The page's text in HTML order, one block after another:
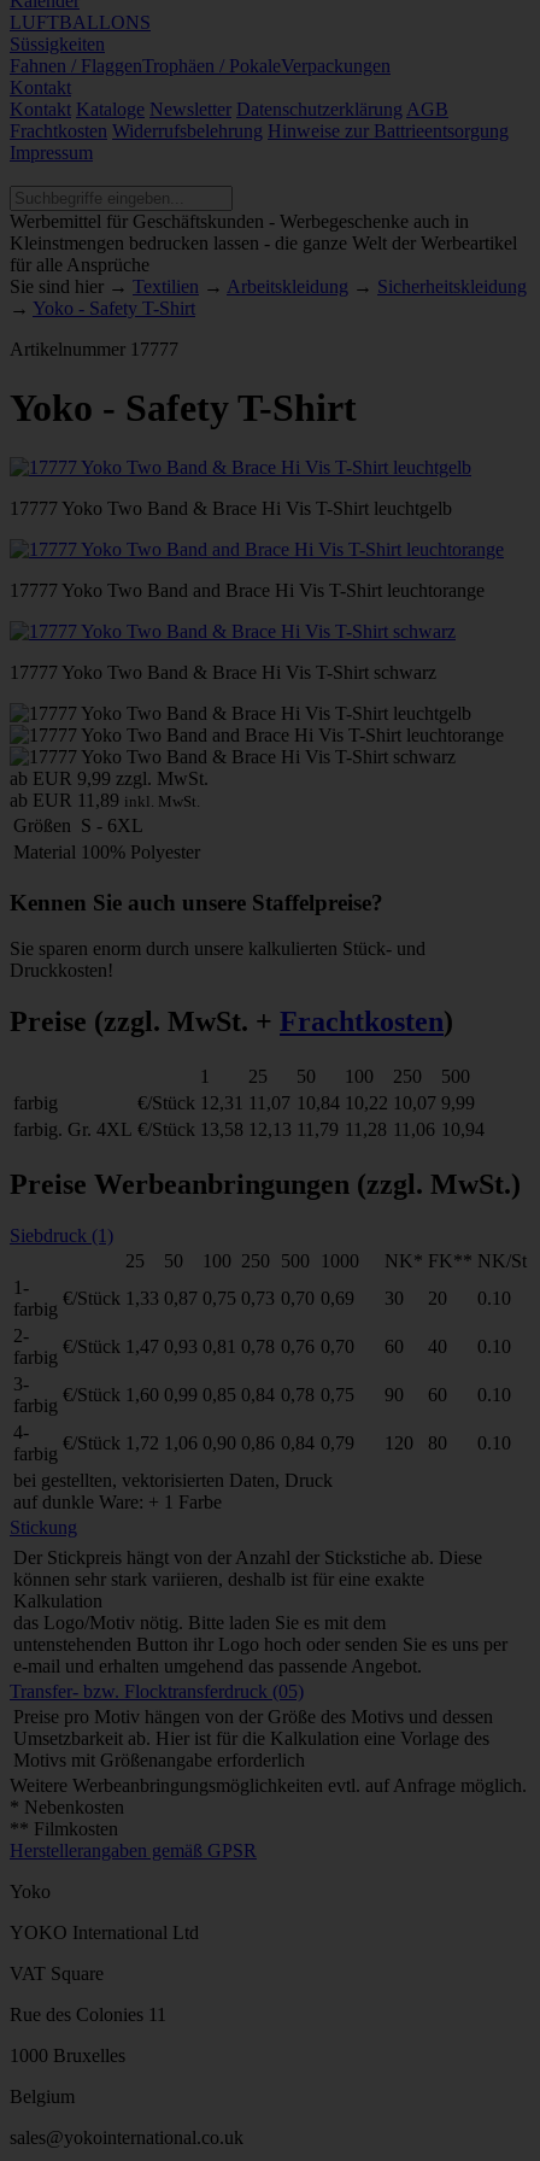
LUFTBALLONS
Süssigkeiten
Fahnen / FlaggenTrophäen / PokaleVerpackungen
Kontakt
Kontakt Kataloge Newsletter Datenschutzerklärung AGB
Frachtkosten Widerrufsbelehrung Hinweise zur Battrieentsorgung
Impressum
Werbemittel für Geschäftskunden - Werbegeschenke auch in
Kleinstmengen bedrucken lassen - die ganze Welt der Werbeartikel
für alle Ansprüche
Sie sind hier → Textilien → Arbeitskleidung → Sicherheitskleidung
→ Yoko - Safety T-Shirt
Artikelnummer 17777
Yoko - Safety T-Shirt
17777 Yoko Two Band & Brace Hi Vis T-Shirt leuchtgelb
17777 Yoko Two Band and Brace Hi Vis T-Shirt leuchtorange
17777 Yoko Two Band & Brace Hi Vis T-Shirt schwarz
ab EUR 9,99 zzgl. MwSt.
ab EUR 11,89 inkl. MwSt.
Größen S - 6XL
Material 100% Polyester
Kennen Sie auch unsere Staffelpreise?
Sie sparen enorm durch unsere kalkulierten Stück- und
Druckkosten!
Preise (zzgl. MwSt. + Frachtkosten)
1 25 50 100 250
500
farbig
€/Stück 12,31 11,07 10,84 10,22 10,07 9,99
farbig. Gr. 4XL €/Stück 13,58 12,13 11,79 11,28 11,06 10,94
Preise Werbeanbringungen (zzgl. MwSt.)
Siebdruck (1)
25
50 100 250 500 1000 NK* FK** NK/St
1-
farbig
€/Stück 1,33 0,87 0,75 0,73 0,70 0,69 30 20
0.10
2-
farbig
€/Stück 1,47 0,93 0,81 0,78 0,76 0,70 60 40
0.10
3-
farbig
€/Stück 1,60 0,99 0,85 0,84 0,78 0,75 90 60
0.10
4-
farbig
€/Stück 1,72 1,06 0,90 0,86 0,84 0,79 120 80
0.10
bei gestellten, vektorisierten Daten, Druck
auf dunkle Ware: + 1 Farbe
Stickung
Der Stickpreis hängt von der Anzahl der Stickstiche ab. Diese
können sehr stark variieren, deshalb ist für eine exakte
Kalkulation
das Logo/Motiv nötig. Bitte laden Sie es mit dem
untenstehenden Button ihr Logo hoch oder senden Sie es uns per
e-mail und erhalten umgehend das passende Angebot.
Transfer- bzw. Flocktransferdruck (05)
Preise pro Motiv hängen von der Größe des Motivs und dessen
Umsetzbarkeit ab. Hier ist für die Kalkulation eine Vorlage des
Motivs mit Größenangabe erforderlich
Weitere Werbeanbringungsmöglichkeiten evtl. auf Anfrage möglich.
* Nebenkosten
** Filmkosten
Herstellerangaben gemäß GPSR
Yoko
YOKO International Ltd
VAT Square
Rue des Colonies 11
1000 Bruxelles
Belgium
sales@yokointernational.co.uk